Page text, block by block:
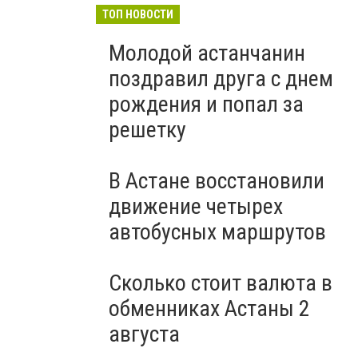
ТОП НОВОСТИ
Молодой астанчанин
поздравил друга с днем
рождения и попал за
решетку
В Астане восстановили
движение четырех
автобусных маршрутов
Сколько стоит валюта в
обменниках Астаны 2
августа